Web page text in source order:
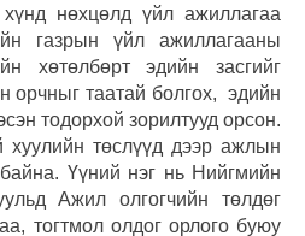
нөхцөлд үйл ажиллагаа
газрын үйл ажиллагааны
хөтөлбөрт эдийн засгийг
орчныг таатай болгох, эдийн
тодорхой зорилтууд орсон.
хуулийн төслүүд дээр ажлын
Үүний нэг нь Нийгмийн
Ажил олгогчийн төлдөг
тогтмол олдог орлого буюу